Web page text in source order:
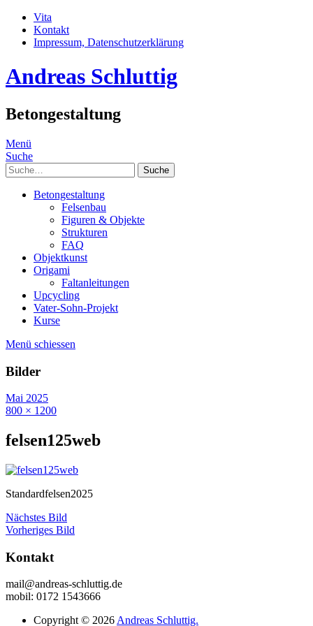
Vita
Kontakt
Impressum, Datenschutzerklärung
Andreas Schluttig
Betongestaltung
Menü
Suche
Suche
Betongestaltung
Felsenbau
Figuren & Objekte
Strukturen
FAQ
Objektkunst
Origami
Faltanleitungen
Upcycling
Vater-Sohn-Projekt
Kurse
Menü schiessen
Bilder
Mai 2025
800 × 1200
felsen125web
Standardfelsen2025
Nächstes Bild
Vorheriges Bild
Kontakt
mail@andreas-schluttig.de
mobil: 0172 1543666
Copyright © 2026Andreas Schluttig.